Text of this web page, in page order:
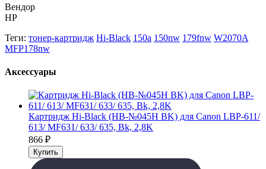
Вендор
HP
Теги: тонер-картридж Hi-Black 150a 150nw 179fnw W2070A
MFP178nw
Аксессуары
Картридж Hi-Black (HB-№045H BK) для Canon LBP-611/
613/ MF631/ 633/ 635, Bk, 2,8K
866 ₽